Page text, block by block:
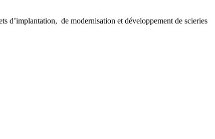
d’implantation, de modernisation et développement de scieries